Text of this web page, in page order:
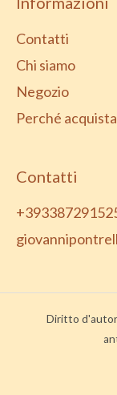
Contatti
Chi siamo
Negozio
Perché
Contatti
Diritto